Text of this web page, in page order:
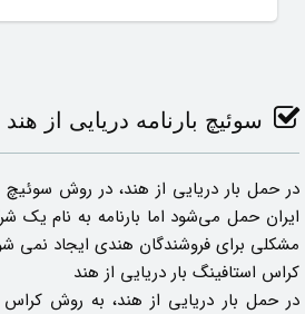
سوئیچ بارنامه دریایی از هند
در حمل بار دریایی از هند، در روش سوئیچ
ایران حمل می‌شود اما بارنامه به نام
مشکلی برای فروشندگان هندی ایجاد نمی
کراس استافینگ بار دریایی از هند
در حمل بار دریایی از هند، به روش کراس